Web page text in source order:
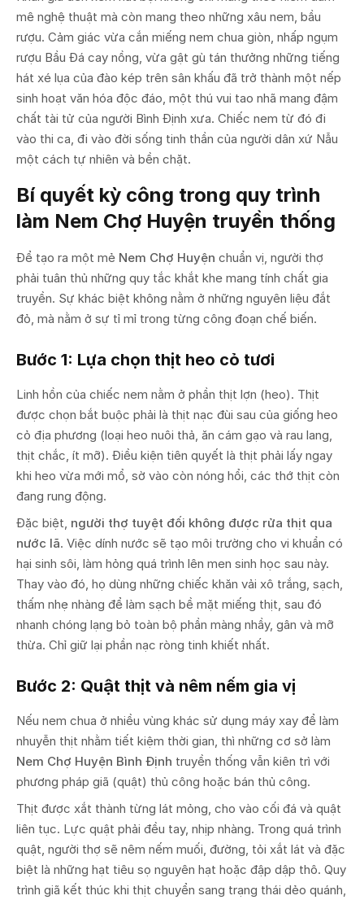
mê nghệ thuật mà còn mang theo những xâu nem, bầu
rượu. Cảm giác vừa cắn miếng nem chua giòn, nhấp ngụm
rượu Bầu Đá cay nồng, vừa gật gù tán thưởng những tiếng
hát xé lụa của đào kép trên sân khấu đã trở thành một nếp
sinh hoạt văn hóa độc đáo, một thú vui tao nhã mang đậm
chất tài tử của người Bình Định xưa. Chiếc nem từ đó đi
vào thi ca, đi vào đời sống tinh thần của người dân xứ Nẫu
một cách tự nhiên và bền chặt.
Bí quyết kỳ công trong quy trình
làm Nem Chợ Huyện truyền thống
Để tạo ra một mẻ Nem Chợ Huyện chuẩn vị, người thợ
phải tuân thủ những quy tắc khắt khe mang tính chất gia
truyền. Sự khác biệt không nằm ở những nguyên liệu đắt
đỏ, mà nằm ở sự tỉ mỉ trong từng công đoạn chế biến.
Bước 1: Lựa chọn thịt heo cỏ tươi
Linh hồn của chiếc nem nằm ở phần thịt lợn (heo). Thịt
được chọn bắt buộc phải là thịt nạc đùi sau của giống heo
cỏ địa phương (loại heo nuôi thả, ăn cám gạo và rau lang,
thịt chắc, ít mỡ). Điều kiện tiên quyết là thịt phải lấy ngay
khi heo vừa mới mổ, sờ vào còn nóng hổi, các thớ thịt còn
đang rung động.
Đặc biệt, người thợ tuyệt đối không được rửa thịt qua
nước lã. Việc dính nước sẽ tạo môi trường cho vi khuẩn có
hại sinh sôi, làm hỏng quá trình lên men sinh học sau này.
Thay vào đó, họ dùng những chiếc khăn vải xô trắng, sạch,
thấm nhẹ nhàng để làm sạch bề mặt miếng thịt, sau đó
nhanh chóng lạng bỏ toàn bộ phần màng nhầy, gân và mỡ
thừa. Chỉ giữ lại phần nạc ròng tinh khiết nhất.
Bước 2: Quật thịt và nêm nếm gia vị
Nếu nem chua ở nhiều vùng khác sử dụng máy xay để làm
nhuyễn thịt nhằm tiết kiệm thời gian, thì những cơ sở làm
Nem Chợ Huyện Bình Định truyền thống vẫn kiên trì với
phương pháp giã (quật) thủ công hoặc bán thủ công.
Thịt được xắt thành từng lát mỏng, cho vào cối đá và quật
liên tục. Lực quật phải đều tay, nhịp nhàng. Trong quá trình
quật, người thợ sẽ nêm nếm muối, đường, tỏi xắt lát và đặc
biệt là những hạt tiêu sọ nguyên hạt hoặc đập dập thô. Quy
trình giã kết thúc khi thịt chuyển sang trạng thái dẻo quánh,